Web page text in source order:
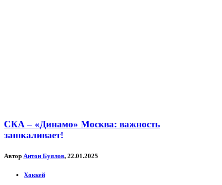
СКА – «Динамо» Москва: важность
зашкаливает!
Автор Антон Буялов, 22.01.2025
Хоккей